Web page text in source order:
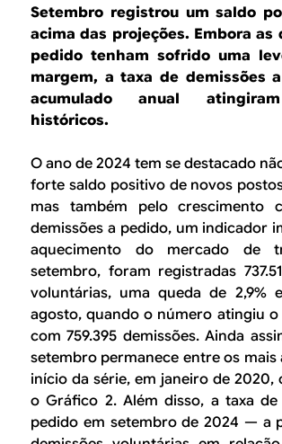
B
o
d
e
b
s
c
a
Setembro registrou um saldo
acima das projeções. Embora as
pedido tenham sofrido uma
margem, a taxa de demissões
acumulado anual
históricos.
O ano de 2024 tem se destacado
forte saldo positivo de novos
mas também pelo crescimento
demissões a pedido, um indicador
aquecimento do mercado de
setembro, foram registradas
voluntárias, uma queda de 2,9%
agosto, quando o número atingiu
com 759.395 demissões. Ainda
setembro permanece entre os mais
início da série, em janeiro de 2020,
o Gráfico 2. Além disso, a taxa de
pedido em setembro de 2024 — a